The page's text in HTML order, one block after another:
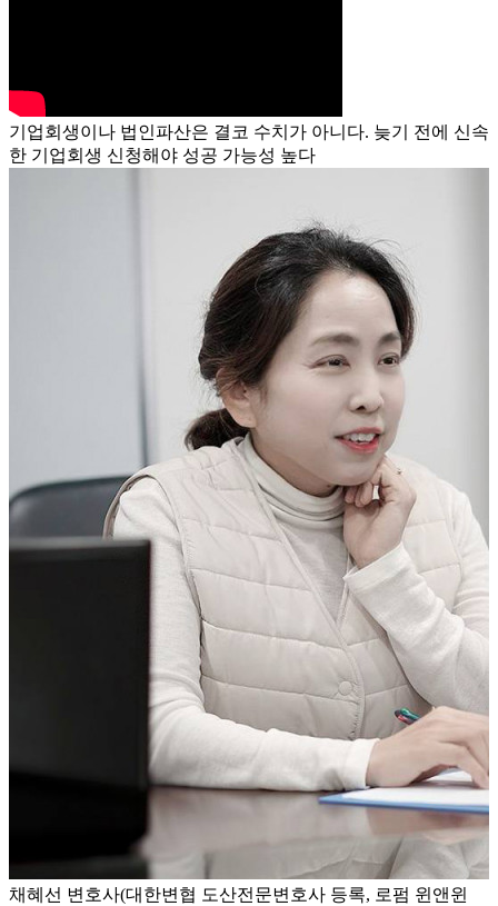
기업회생이나 법인파산은 결코 수치가 아니다. 늦기 전에 신속
한 기업회생 신청해야 성공 가능성 높다
채혜선 변호사(대한변협 도산전문변호사 등록, 로펌 윈앤윈